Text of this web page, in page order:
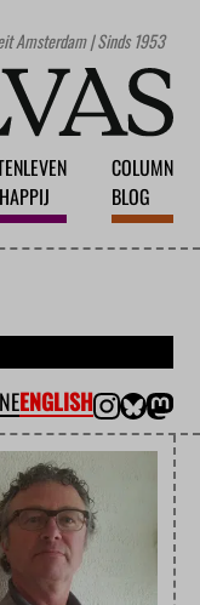
Amsterdam | Sinds 1953
COLUMN
BLOG
ENGLISH